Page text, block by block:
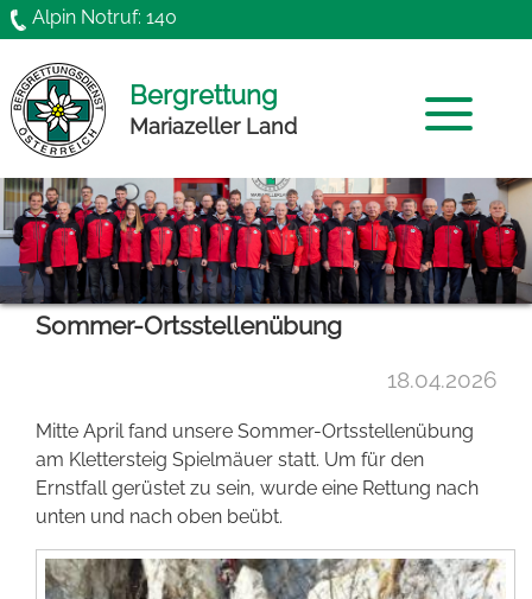
Direkt zum Inhalt
Alpin Notruf: 140
Bergrettung
Mariazeller Land
Home
Mannschaft
News
Funktionäre
Gründung
Förderer werden
Sommer-Ortsstellenübung
18.04.2026
Mitte April fand unsere Sommer-Ortsstellenübung
am Klettersteig Spielmäuer statt. Um für den
Ernstfall gerüstet zu sein, wurde eine Rettung nach
unten und nach oben beübt.